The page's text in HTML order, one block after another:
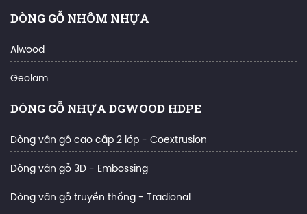
DÒNG GỖ NHÔM NHỰA
Alwood
Geolam
DÒNG GỖ NHỰA DGWOOD HDPE
Dòng vân gỗ cao cấp 2 lớp - Coextrusion
Dòng vân gỗ 3D - Embossing
Dòng vân gỗ truyền thống - Tradional